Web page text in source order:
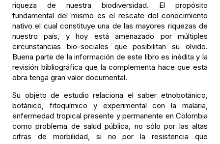
riqueza de nuestra biodiversidad. El propósito
fundamental del mismo es el rescate del conocimiento
nativo el cual constituye una de las mayores riquezas de
nuestro país, y hoy está amenazado por múltiples
circunstancias bio-sociales que posibilitan su olvido.
Buena parte de la información de este libro es inédita y la
revisión bibliográfica que la complementa hace que esta
obra tenga gran valor documental.
Su objeto de estudio relaciona el saber etnobotánico,
botánico, fitoquímico y experimental con la malaria,
enfermedad tropical presente y permanente en Colombia
como problema de salud pública, no sólo por las altas
cifras de morbilidad, si no por la resistencia que